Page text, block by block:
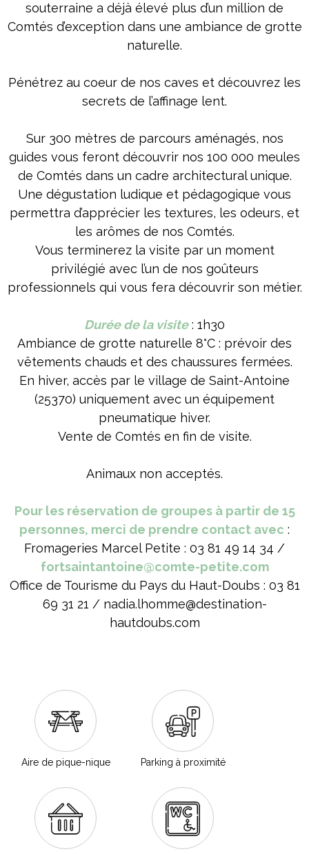
souterraine a déjà élevé plus d’un million de
Comtés d’exception dans une ambiance de grotte
naturelle.
Pénétrez au coeur de nos caves et découvrez les
secrets de l’affinage lent.
Sur 300 mètres de parcours aménagés, nos
guides vous feront découvrir nos 100 000 meules
de Comtés dans un cadre architectural unique.
Une dégustation ludique et pédagogique vous
permettra d’apprécier les textures, les odeurs, et
les arômes de nos Comtés.
Vous terminerez la visite par un moment
privilégié avec l’un de nos goûteurs
professionnels qui vous fera découvrir son métier.
Durée de la visite: 1h30
Ambiance de grotte naturelle 8°C : prévoir des
vêtements chauds et des chaussures fermées.
En hiver, accès par le village de Saint-Antoine
(25370) uniquement avec un équipement
pneumatique hiver.
Vente de Comtés en fin de visite.
Animaux non acceptés.
Pour les réservation de groupes à partir de 15
personnes, merci de prendre contact avec :
Fromageries Marcel Petite : 03 81 49 14 34 /
fortsaintantoine@comte-petite.com
Office de Tourisme du Pays du Haut-Doubs : 03 81
69 31 21 / nadia.lhomme@destination-
hautdoubs.com
Aire de pique-nique Parking à proximité